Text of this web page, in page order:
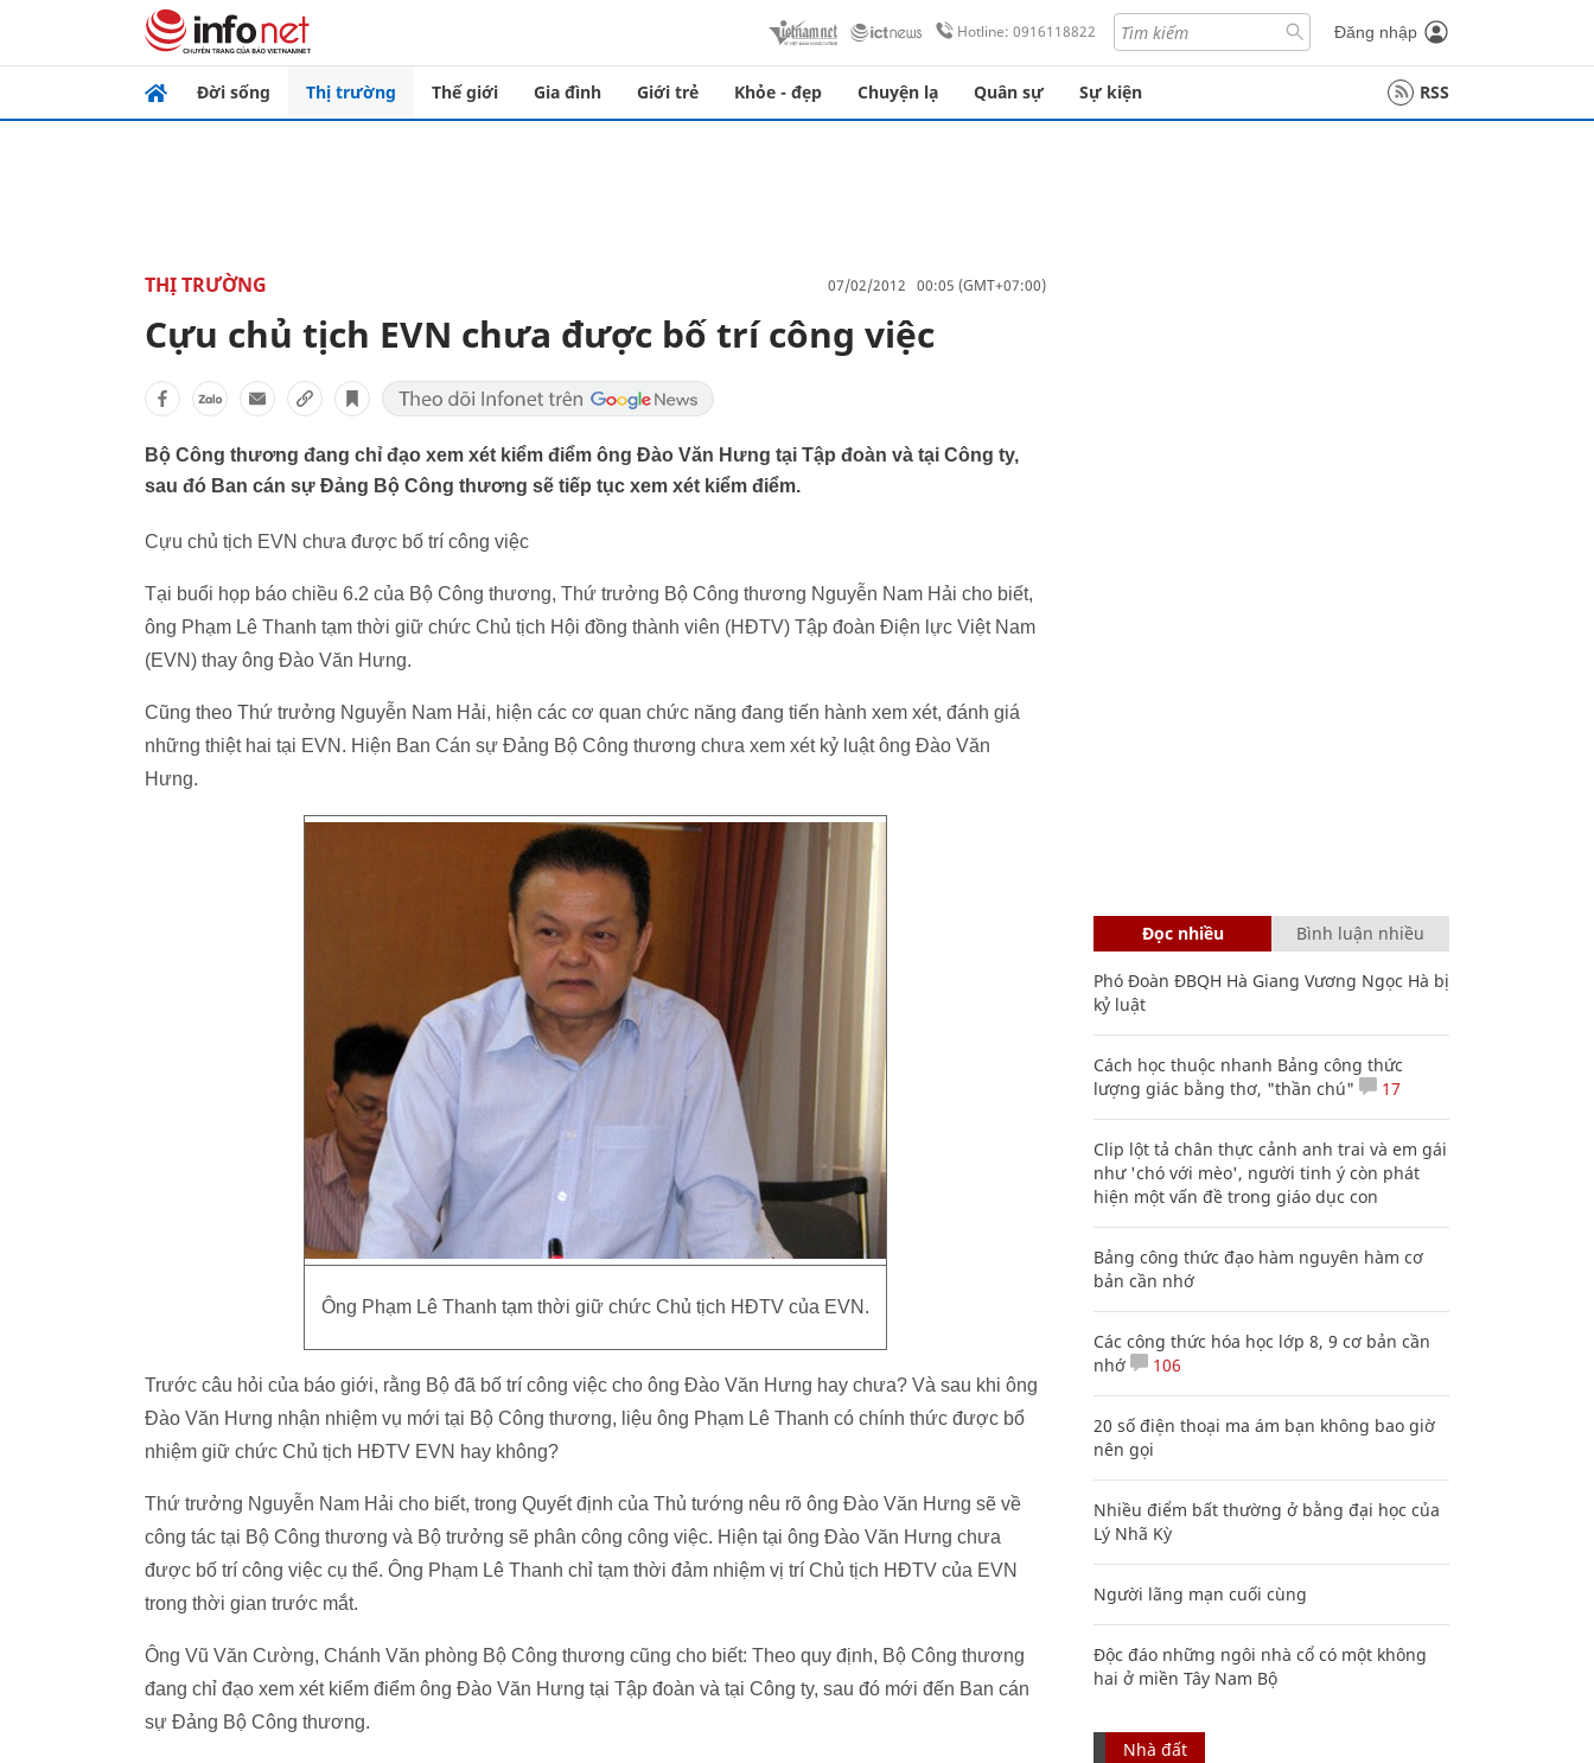
Hotline: 0916118822 Đăng nhập
Đời sống Thị trường Thế giới Gia đình Giới trẻ Khỏe - đẹp Chuyện lạ Quân sự Sự kiện RSS
THỊ TRƯỜNG 07/02/2012 00:05 (GMT+07:00)
Cựu chủ tịch EVN chưa được bố trí công việc
Bộ Công thương đang chỉ đạo xem xét kiểm điểm ông Đào Văn Hưng tại Tập đoàn và tại Công ty,
sau đó Ban cán sự Đảng Bộ Công thương sẽ tiếp tục xem xét kiểm điểm.
Cựu chủ tịch EVN chưa được bố trí công việc
Tại buổi họp báo chiều 6.2 của Bộ Công thương, Thứ trưởng Bộ Công thương Nguyễn Nam Hải cho biết,
ông Phạm Lê Thanh tạm thời giữ chức Chủ tịch Hội đồng thành viên (HĐTV) Tập đoàn Điện lực Việt Nam
(EVN) thay ông Đào Văn Hưng.
Cũng theo Thứ trưởng Nguyễn Nam Hải, hiện các cơ quan chức năng đang tiến hành xem xét, đánh giá
những thiệt hai tại EVN. Hiện Ban Cán sự Đảng Bộ Công thương chưa xem xét kỷ luật ông Đào Văn
Hưng.
Ông Phạm Lê Thanh tạm thời giữ chức Chủ tịch HĐTV của EVN.
Trước câu hỏi của báo giới, rằng Bộ đã bố trí công việc cho ông Đào Văn Hưng hay chưa? Và sau khi ông
Đào Văn Hưng nhận nhiệm vụ mới tại Bộ Công thương, liệu ông Phạm Lê Thanh có chính thức được bổ
nhiệm giữ chức Chủ tịch HĐTV EVN hay không?
Thứ trưởng Nguyễn Nam Hải cho biết, trong Quyết định của Thủ tướng nêu rõ ông Đào Văn Hưng sẽ về
công tác tại Bộ Công thương và Bộ trưởng sẽ phân công công việc. Hiện tại ông Đào Văn Hưng chưa
được bố trí công việc cụ thể. Ông Phạm Lê Thanh chỉ tạm thời đảm nhiệm vị trí Chủ tịch HĐTV của EVN
trong thời gian trước mắt.
Ông Vũ Văn Cường, Chánh Văn phòng Bộ Công thương cũng cho biết: Theo quy định, Bộ Công thương
đang chỉ đạo xem xét kiểm điểm ông Đào Văn Hưng tại Tập đoàn và tại Công ty, sau đó mới đến Ban cán
sự Đảng Bộ Công thương.
Đọc nhiều Bình luận nhiều
Phó Đoàn ĐBQH Hà Giang Vương Ngọc Hà bị
kỷ luật
Cách học thuộc nhanh Bảng công thức
lượng giác bằng thơ, "thần chú"
17
Clip lột tả chân thực cảnh anh trai và em gái
như 'chó với mèo', người tinh ý còn phát
hiện một vấn đề trong giáo dục con
Bảng công thức đạo hàm nguyên hàm cơ
bản cần nhớ
Các công thức hóa học lớp 8, 9 cơ bản cần
nhớ
106
20 số điện thoại ma ám bạn không bao giờ
nên gọi
Nhiều điểm bất thường ở bằng đại học của
Lý Nhã Kỳ
Người lãng mạn cuối cùng
Độc đáo những ngôi nhà cổ có một không
hai ở miền Tây Nam Bộ
Nhà đất